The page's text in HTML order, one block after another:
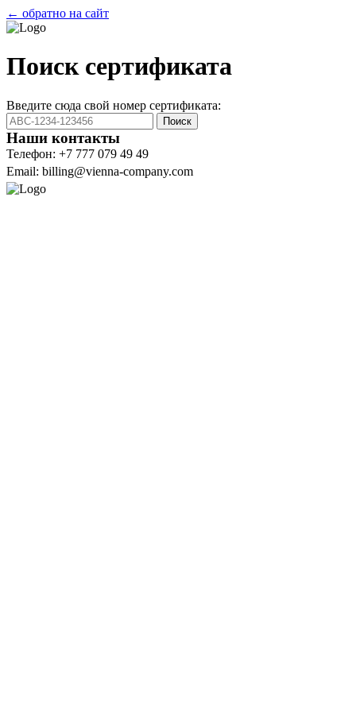
← обратно на сайт
Поиск сертификата
Введите сюда свой номер сертификата:
Поиск
Наши контакты
Телефон: +7 777 079 49 49
Email: billing@vienna-company.com